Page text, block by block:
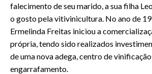
falecimento de seu marido, a sua filha
o gosto pela vitivinicultura. No ano de
Ermelinda Freitas iniciou a
própria, tendo sido realizados
de uma nova adega, centro de
engarrafamento.